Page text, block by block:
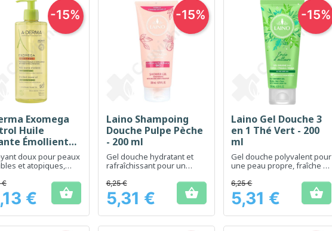
Aperçu rapide
Exomega
Huile
Émolliente -
doux pour peaux
et atopiques,
€
€ 
-15%
Aperçu rapide
Laino Shampoing
Douche Pulpe Pèche
- 200 ml
Gel douche hydratant et
rafraîchissant pour un
Prix
6,25 €
5,31 € 
-15%
Aperçu rapide
Laino Gel Douche 3
en 1 Thé Vert - 200
ml
Gel douche polyvalent pour
une peau propre, fraîche et
Prix
6,25 €
5,31 € 
-15%